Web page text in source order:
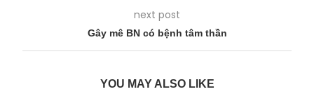
next post
Gây mê BN có bệnh tâm thần
YOU MAY ALSO LIKE